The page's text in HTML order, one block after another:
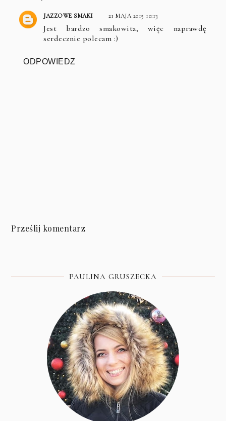
JAZZOWE SMAKI 21 MAJA 2015 10:13
Jest bardzo smakowita, więc naprawdę
serdecznie polecam :)
ODPOWIEDZ
Prześlij komentarz
PAULINA GRUSZECKA